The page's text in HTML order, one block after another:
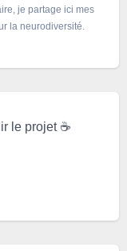
je partage ici mes
la neurodiversité.
le projet ☕